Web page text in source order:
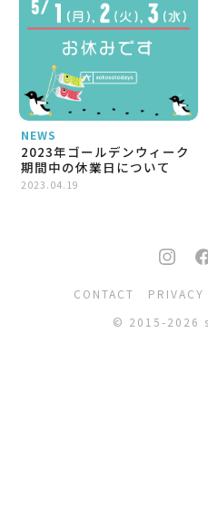
NEWS
2023年ゴールデンウィーク
期間中の休業日について
2023.04.19
CONTACT
© 2015-2026